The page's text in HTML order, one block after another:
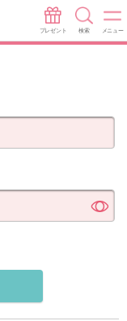
プレゼント 検索 メニュー